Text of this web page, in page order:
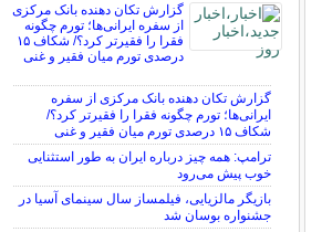
گزارش تکان‌ دهنده بانک مرکزی
از سفره ایرانی‌ها؛ تورم چگونه
فقرا را فقیرتر کرد؟/ شکاف ۱۵
درصدی تورم میان فقیر و غنی
گزارش تکان‌ دهنده بانک مرکزی از سفره
ایرانی‌ها؛ تورم چگونه فقرا را فقیرتر کرد؟/
شکاف ۱۵ درصدی تورم میان فقیر و غنی
ترامپ: همه چیز درباره ایران به طور استثنایی
خوب پیش می‌رود
بازیگر مالزیایی، فیلمساز سال سینمای آسیا در
جشنواره بوسان شد